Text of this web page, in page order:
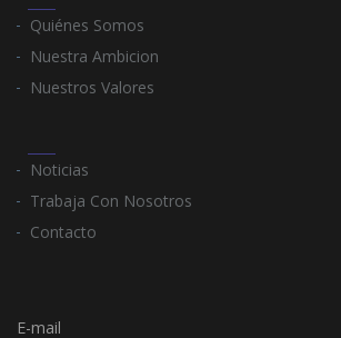
Quiénes Somos
Nuestra Ambicion
Nuestros Valores
Noticias
Trabaja Con Nosotros
Contacto
E-mail